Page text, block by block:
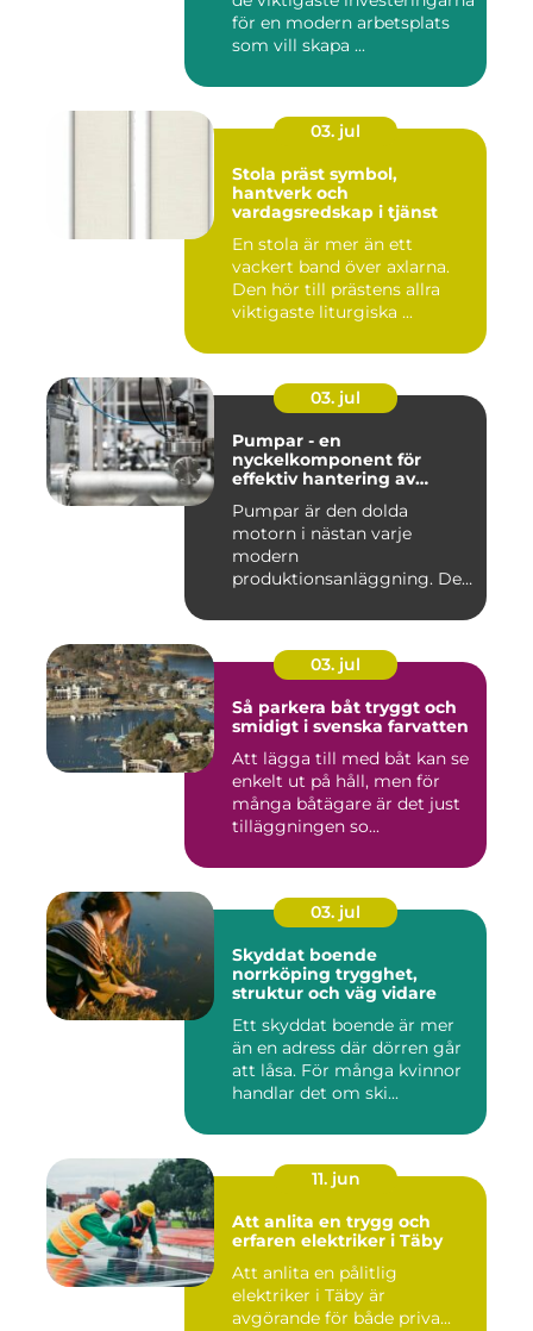
för en modern arbetsplats
som vill skapa ...
03. jul
Stola präst symbol,
hantverk och
vardagsredskap i tjänst
En stola är mer än ett
vackert band över axlarna.
Den hör till prästens allra
viktigaste liturgiska ...
03. jul
Pumpar - en
nyckelkomponent för
effektiv hantering av
Pumpar är den dolda
motorn i nästan varje
modern
produktionsanläggning. De
03. jul
Så parkera båt tryggt och
smidigt i svenska farvatten
Att lägga till med båt kan se
enkelt ut på håll, men för
många båtägare är det just
tilläggningen so...
03. jul
Skyddat boende
norrköping trygghet,
struktur och väg vidare
Ett skyddat boende är mer
än en adress där dörren går
att låsa. För många kvinnor
handlar det om ski...
11. jun
Att anlita en trygg och
erfaren elektriker i Täby
Att anlita en pålitlig
elektriker i Täby är
avgörande för både priva...